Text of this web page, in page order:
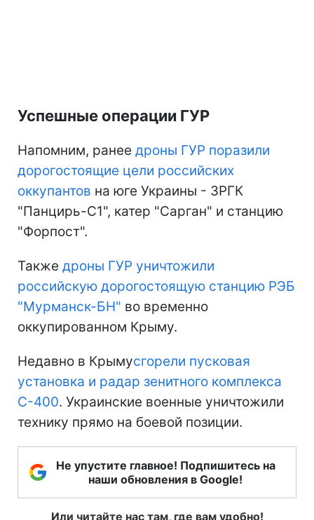
Успешные операции ГУР
Напомним, ранее дроны ГУР поразили
дорогостоящие цели российских
оккупантов на юге Украины - ЗРГК
"Панцирь-С1", катер "Сарган" и станцию
"Форпост".
Также дроны ГУР уничтожили
российскую дорогостоящую станцию РЭБ
"Мурманск-БН" во временно
оккупированном Крыму.
Недавно в Крымусгорели пусковая
установка и радар зенитного комплекса
С-400. Украинские военные уничтожили
технику прямо на боевой позиции.
Не упустите главное! Подпишитесь на
наши обновления в Google!
Или читайте нас там, где вам удобно!